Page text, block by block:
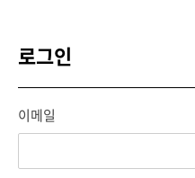
로그인
이메일